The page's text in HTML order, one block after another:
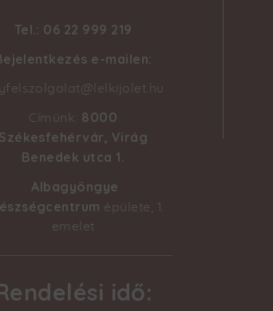
Tel.: 06 22 999 219
e-mailen:
Címünk: 8000
Székesfehérvár, Virág
Benedek utca 1.
Albagyöngye
épülete, 1.
emelet
idő: